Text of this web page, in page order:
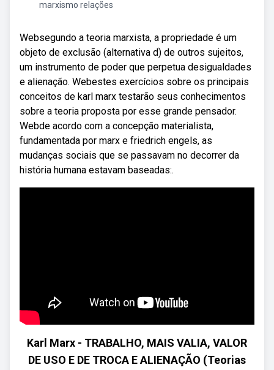
marxismo relações
Websegundo a teoria marxista, a propriedade é um
objeto de exclusão (alternativa d) de outros sujeitos,
um instrumento de poder que perpetua desigualdades
e alienação. Webestes exercícios sobre os principais
conceitos de karl marx testarão seus conhecimentos
sobre a teoria proposta por esse grande pensador.
Webde acordo com a concepção materialista,
fundamentada por marx e friedrich engels, as
mudanças sociais que se passavam no decorrer da
história humana estavam baseadas:.
Karl Marx - TRABALHO, MAIS VALIA, VALOR
DE USO E DE TROCA E ALIENAÇÃO (Teorias